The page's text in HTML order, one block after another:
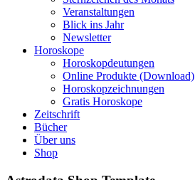
Veranstaltungen
Blick ins Jahr
Newsletter
Horoskope
Horoskopdeutungen
Online Produkte (Download)
Horoskopzeichnungen
Gratis Horoskope
Zeitschrift
Bücher
Über uns
Shop